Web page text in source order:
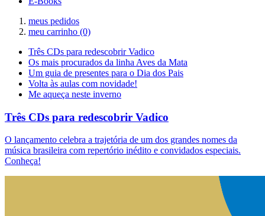
meus pedidos
meu carrinho (0)
Três CDs para redescobrir Vadico
Os mais procurados da linha Aves da Mata
Um guia de presentes para o Dia dos Pais
Volta às aulas com novidade!
Me aqueça neste inverno
Três CDs para redescobrir Vadico
O lançamento celebra a trajetória de um dos grandes nomes da
música brasileira com repertório inédito e convidados especiais.
Conheça!